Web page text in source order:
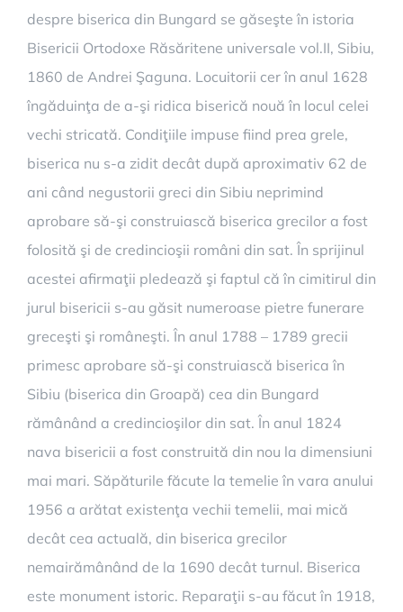
despre biserica din Bungard se găseşte în istoria
Bisericii Ortodoxe Răsăritene universale vol.II, Sibiu,
1860 de Andrei Şaguna. Locuitorii cer în anul 1628
îngăduinţa de a-şi ridica biserică nouă în locul celei
vechi stricată. Condiţiile impuse fiind prea grele,
biserica nu s-a zidit decât după aproximativ 62 de
ani când negustorii greci din Sibiu neprimind
aprobare să-şi construiască biserica grecilor a fost
folosită şi de credincioşii români din sat. În sprijinul
acestei afirmaţii pledează şi faptul că în cimitirul din
jurul bisericii s-au găsit numeroase pietre funerare
greceşti şi româneşti. În anul 1788 – 1789 grecii
primesc aprobare să-şi construiască biserica în
Sibiu (biserica din Groapă) cea din Bungard
rămânând a credincioşilor din sat. În anul 1824
nava bisericii a fost construită din nou la dimensiuni
mai mari. Săpăturile făcute la temelie în vara anului
1956 a arătat existenţa vechii temelii, mai mică
decât cea actuală, din biserica grecilor
nemairămânând de la 1690 decât turnul. Biserica
este monument istoric. Reparaţii s-au făcut în 1918,